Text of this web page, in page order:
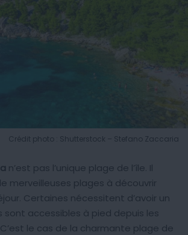
Crédit photo : Shutterstock – Stefano Zaccaria
n’est pas l’unique plage de l’île. Il
merveilleuses plages à découvrir
Certaines nécessitent d’avoir un
sont accessibles à pied depuis les
le cas de la charmante plage de